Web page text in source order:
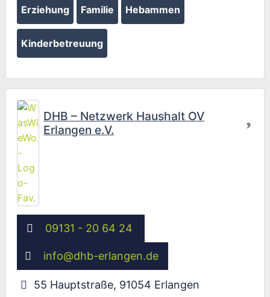
Erziehung Familie Hebammen
Kinderbetreuung
DHB – Netzwerk Haushalt OV
Erlangen e.V.
09131 - 20 64 24
info@dhb-erlangen.de
55 Hauptstraße, 91054 Erlangen